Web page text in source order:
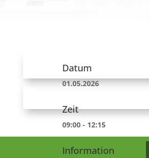
Datum
01.05.2026
Zeit
09:00 - 12:15
Information